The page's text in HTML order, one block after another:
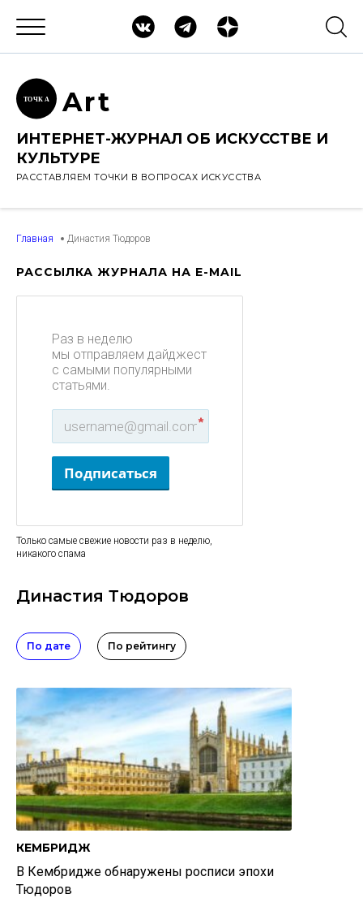
ТОЧК А Art
ИНТЕРНЕТ-ЖУРНАЛ ОБ ИСКУССТВЕ И
КУЛЬТУРЕ
РАССТАВЛЯЕМ ТОЧКИ В ВОПРОСАХ ИСКУССТВА
Главная Династия Тюдоров
РАССЫЛКА ЖУРНАЛА НА E-MAIL
Раз в неделю
мы отправляем дайджест
с самыми популярными
статьями.
*
Подписаться
Только самые свежие новости раз в неделю,
никакого спама
Династия Тюдоров
По дате По рейтингу
КЕМБРИДЖ
В Кембридже обнаружены росписи эпохи
Тюдоров